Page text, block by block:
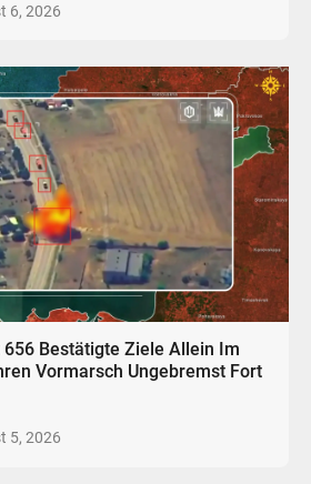
6, 2026
Bestätigte Ziele Allein Im
Vormarsch Ungebremst Fort
5, 2026